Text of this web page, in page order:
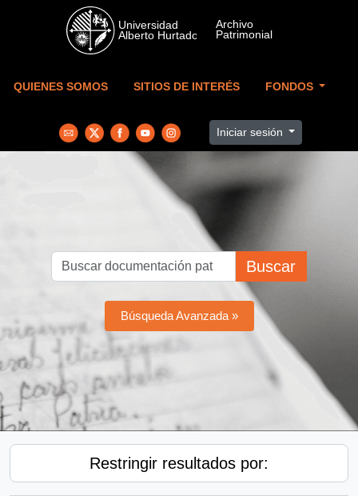
Skip to main content
QUIENES SOMOS SITIOS DE INTERÉS FONDOS
Iniciar sesión
Buscar
Búsqueda Avanzada »
Restringir resultados por: